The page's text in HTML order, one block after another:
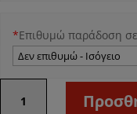
*Επιθυμώ παράδοση
ποσότητα